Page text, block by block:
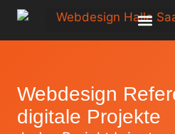
Webdesign
digitale Projekte